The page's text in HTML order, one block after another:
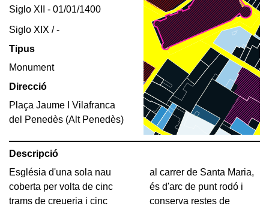
Siglo XII - 01/01/1400
Siglo XIX / -
Tipus
Monument
Direcció
Plaça Jaume I Vilafranca
del Penedès (Alt Penedès)
Descripció
Església d'una sola nau
coberta per volta de cinc
trams de creueria i cinc
al carrer de Santa Maria,
és d'arc de punt rodó i
conserva restes de